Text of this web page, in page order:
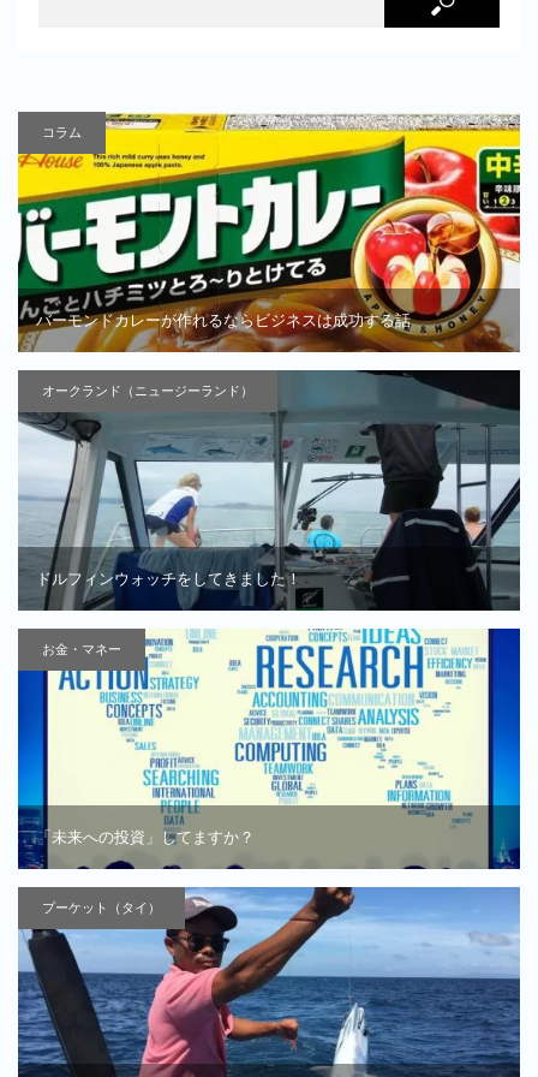
コラム
バーモンドカレーが作れるならビジネスは成功する話
オークランド（ニュージーランド）
ドルフィンウォッチをしてきました！
お金・マネー
「未来への投資」してますか？
プーケット（タイ）